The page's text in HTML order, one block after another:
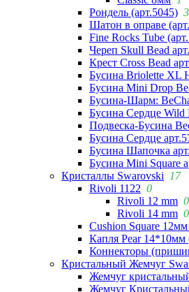
Рондель (арт.5045) 3
Шатон в оправе
Fine Rocks Tube
Череп Skull Bead
Крест Cross Bead
Бусина Briolette XL
Бусина Mini Drop
Бусина-Шарм:
Бусина Сердце Wild
Подвеска-Бусина
Бусина Сердце
Бусина Шапочка
Бусина Mini Square
Кристаллы Swarovski
17
Rivoli 1122 0
Rivoli 12 mm 0
Rivoli 14 mm 0
Cushion Square 12мм
Капля Pear 14*10мм
Коннекторы
Кристальный Жемчуг
Жемчуг
Жемчуг